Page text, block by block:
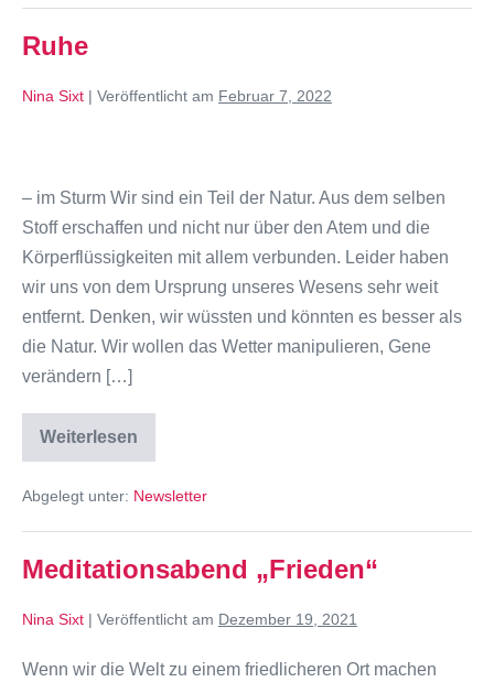
Ruhe
Nina Sixt | Veröffentlicht am Februar 7, 2022
– im Sturm Wir sind ein Teil der Natur. Aus dem selben
Stoff erschaffen und nicht nur über den Atem und die
Körperflüssigkeiten mit allem verbunden. Leider haben
wir uns von dem Ursprung unseres Wesens sehr weit
entfernt. Denken, wir wüssten und könnten es besser als
die Natur. Wir wollen das Wetter manipulieren, Gene
verändern […]
Weiterlesen
Abgelegt unter: Newsletter
Meditationsabend „Frieden“
Nina Sixt | Veröffentlicht am Dezember 19, 2021
Wenn wir die Welt zu einem friedlicheren Ort machen